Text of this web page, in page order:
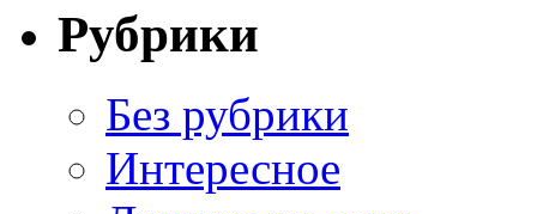
Рубрики
Без рубрики
Интересное